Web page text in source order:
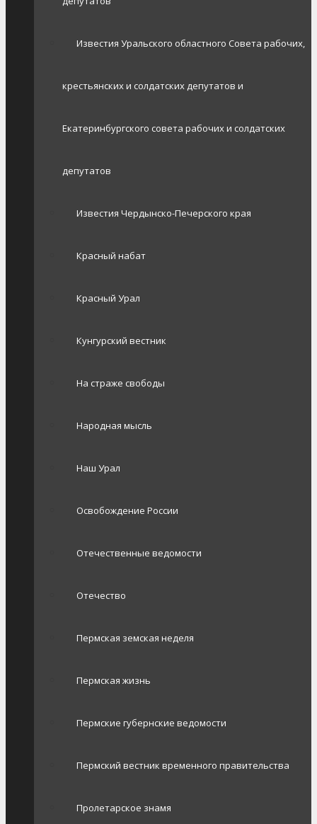
Известия Уральского областного Совета рабочих,
крестьянских и солдатских депутатов и
Екатеринбургского совета рабочих и солдатских
депутатов
Известия Чердынско-Печерского края
Красный набат
Красный Урал
Кунгурский вестник
На страже свободы
Народная мысль
Наш Урал
Освобождение России
Отечественные ведомости
Отечество
Пермская земская неделя
Пермская жизнь
Пермские губернские ведомости
Пермский вестник временного правительства
Пролетарское знамя